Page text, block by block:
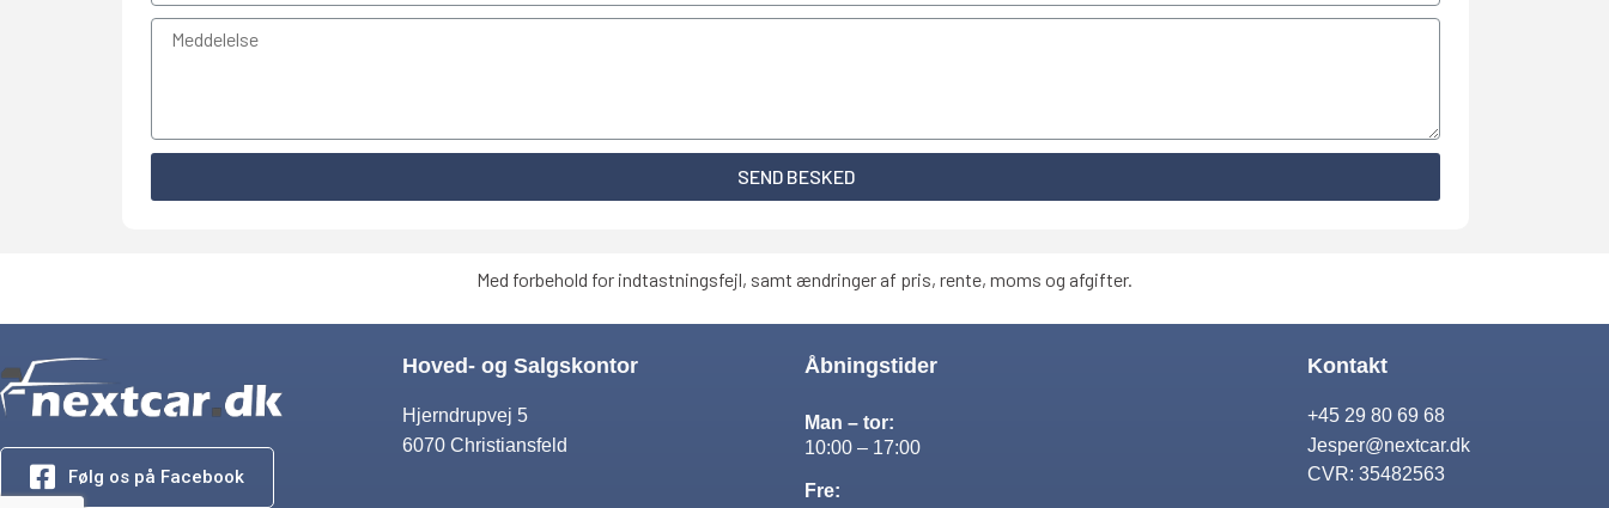
SEND BESKED
Med forbehold for indtastningsfejl, samt ændringer af pris, rente, moms og afgifter.
Følg os på Facebook
Hoved- og Salgskontor
Hjerndrupvej 5
6070 Christiansfeld
Åbningstider
Man – tor:
10:00 – 17:00
Fre:
Kontakt
+45 29 80 69 68
Jesper@nextcar.dk
CVR: 35482563